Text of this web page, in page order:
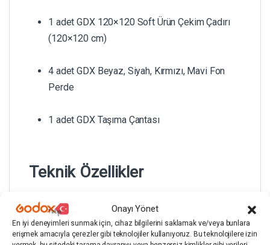
Onayı Yönet
En iyi deneyimleri sunmak için, cihaz bilgilerini saklamak ve/veya bunlara
erişmek amacıyla çerezler gibi teknolojiler kullanıyoruz. Bu teknolojilere izin
1 adet GDX 120×120 Soft Ürün Çekim Çadırı
(120×120 cm)
4 adet GDX Beyaz, Siyah, Kırmızı, Mavi Fon
Perde
1 adet GDX Taşıma Çantası
Teknik Özellikler